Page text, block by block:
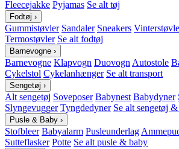
Fleecejakke Pyjamas Se alt tøj
Fodtøj ›
Gummistøvler Sandaler Sneakers
Termostøvler Se alt fodtøj
Barnevogne ›
Barnevogne Klapvogn Duovogn Autostole
Cykelstol Cykelanhænger Se alt transport
Sengetøj ›
Alt sengetøj Soveposer Babynest Babydyner
Slyngevugger Tyngdedyner Se alt sengetøj
Pusle & Baby ›
Stofbleer Babyalarm Pusleunderlag
Sutteflasker Potte Se alt pusle & baby